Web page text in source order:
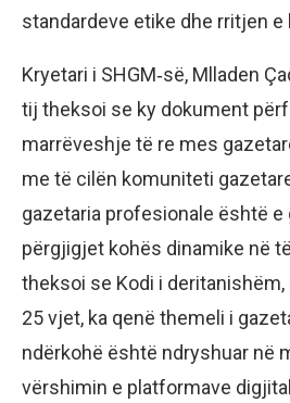
standardeve etike dhe rritjen
Kryetari i SHGM‑së, Mlladen
tij theksoi se ky dokument
marrëveshje të re mes
me të cilën komuniteti
gazetaria profesionale është e
përgjigjet kohës dinamike në
theksoi se Kodi i
25 vjet, ka qenë themeli i
ndërkohë është ndryshuar në
vërshimin e platformave